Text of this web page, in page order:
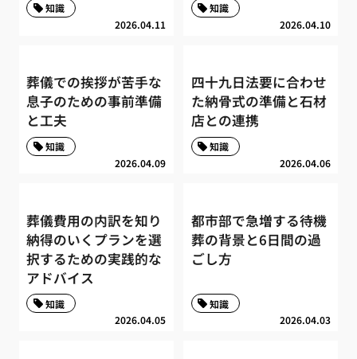
2026.04.11
知識
2026.04.10
知識
葬儀での挨拶が苦手な
息子のための事前準備
と工夫
2026.04.09
知識
四十九日法要に合わせ
た納骨式の準備と石材
店との連携
2026.04.06
知識
葬儀費用の内訳を知り
納得のいくプランを選
択するための実践的な
アドバイス
2026.04.05
知識
都市部で急増する待機
葬の背景と6日間の過
ごし方
2026.04.03
知識